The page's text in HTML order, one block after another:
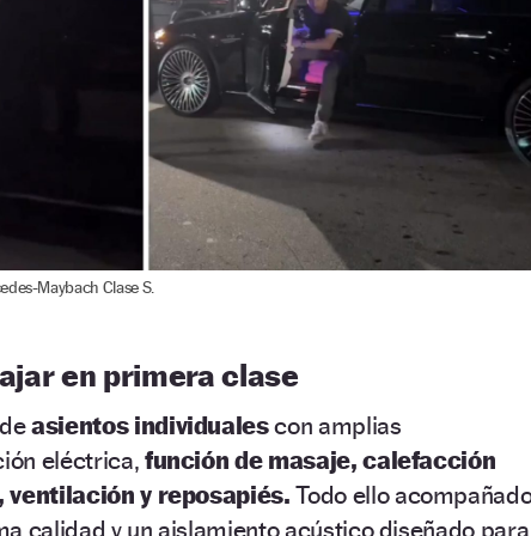
Maybach Clase S.
en primera clase
asientos individualescon amplias
eléctrica,función de masaje, calefacción
ventilación y reposapiés.Todo ello
calidad y un aislamiento acústico diseñado para